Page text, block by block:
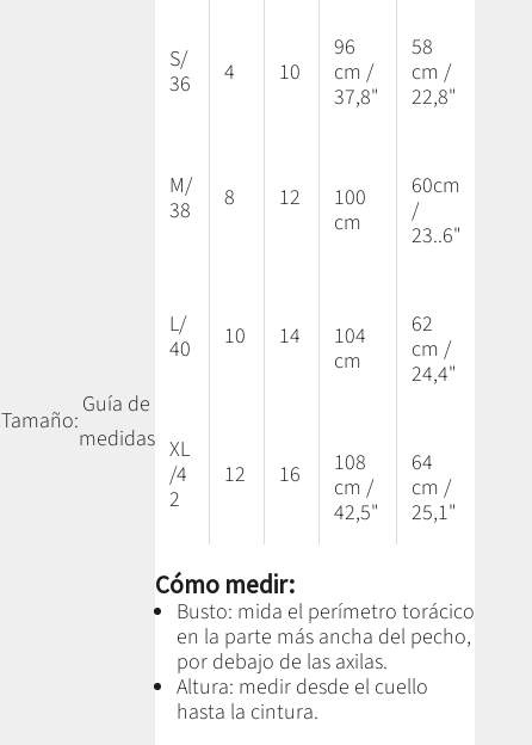
Tamaño:
Guía de
medidas
S/
36
4 10
96
cm /
37,8"
58
cm /
22,8"
M/
38
8 12
100
cm
60cm
/
23..6"
L/
40
10 14
104
cm
62
cm /
24,4"
XL
/4
2
12 16
108
cm /
42,5"
64
cm /
25,1"
Cómo medir:
Busto: mida el perímetro torácico
en la parte más ancha del pecho,
por debajo de las axilas.
Altura: medir desde el cuello
hasta la cintura.